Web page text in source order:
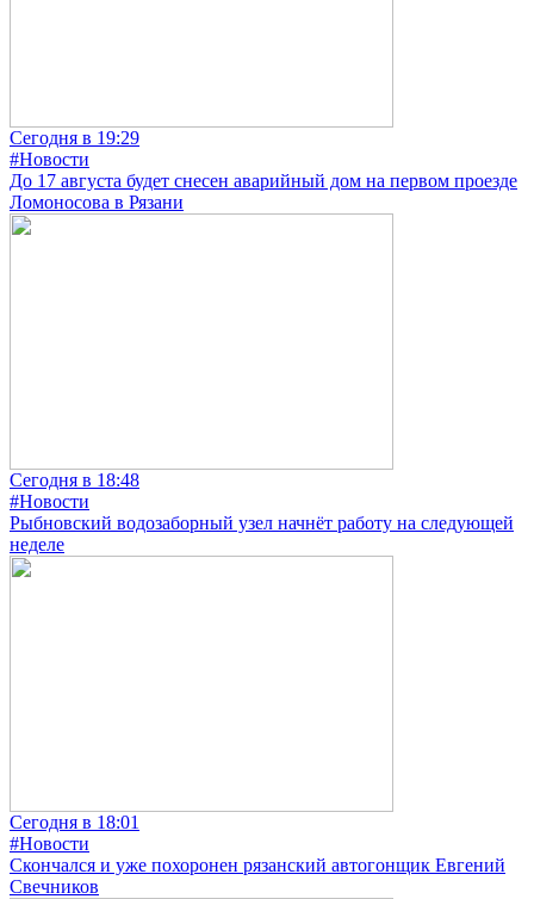
Сегодня в 19:29
#Новости
До 17 августа будет снесен аварийный дом на первом проезде
Ломоносова в Рязани
Сегодня в 18:48
#Новости
Рыбновский водозаборный узел начнёт работу на следующей
неделе
Сегодня в 18:01
#Новости
Скончался и уже похоронен рязанский автогонщик Евгений
Свечников